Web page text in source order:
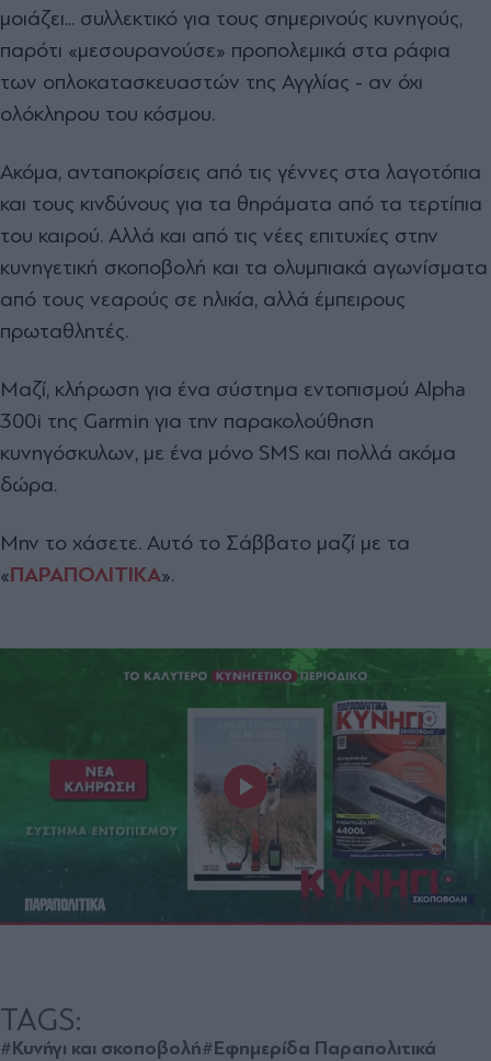
μοιάζει... συλλεκτικό για τους σημερινούς κυνηγούς,
παρότι «μεσουρανούσε» προπολεμικά στα ράφια
των οπλοκατασκευαστών της Αγγλίας - αν όχι
ολόκληρου του κόσμου.
Ακόμα, ανταποκρίσεις από τις γέννες στα λαγοτόπια
και τους κινδύνους για τα θηράματα από τα τερτίπια
του καιρού. Αλλά και από τις νέες επιτυχίες στην
κυνηγετική σκοποβολή και τα ολυμπιακά αγωνίσματα
από τους νεαρούς σε ηλικία, αλλά έμπειρους
πρωταθλητές.
Μαζί, κλήρωση για ένα σύστημα εντοπισμού Alpha
300i της Garmin για την παρακολούθηση
κυνηγόσκυλων, με ένα μόνο SMS και πολλά ακόμα
δώρα.
Μην το χάσετε. Αυτό το Σάββατο μαζί με τα
«ΠΑΡΑΠΟΛΙΤΙΚΑ».
TAGS:
#Κυνήγι και σκοποβολή#Εφημερίδα Παραπολιτικά